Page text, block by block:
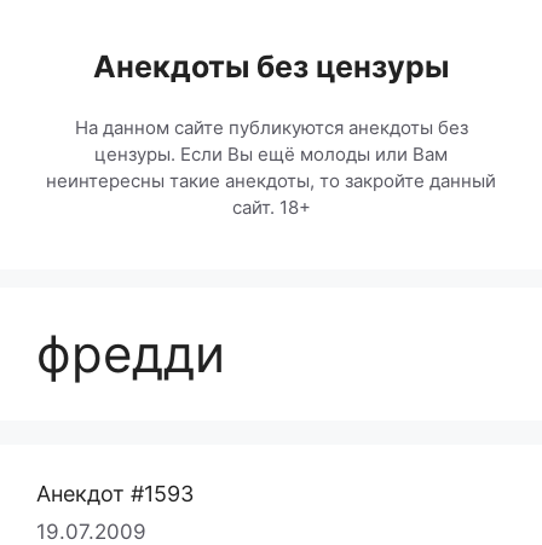
содержимомуАнекдоты без цензуры
На данном сайте публикуются анекдоты без
цензуры. Если Вы ещё молоды или Вам
неинтересны такие анекдоты, то закройте данный
сайт. 18+
фредди
Анекдот #1593
19.07.2009